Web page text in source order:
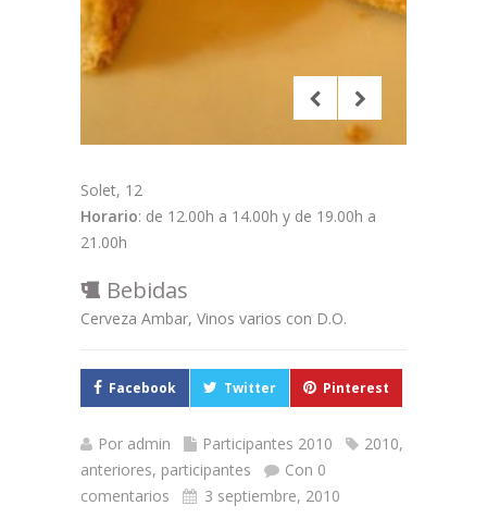
Solet, 12
Horario: de 12.00h a 14.00h y de 19.00h a
21.00h
Bebidas
Cerveza Ambar, Vinos varios con D.O.
Facebook Twitter Pinterest
Por admin Participantes 2010 2010,
anteriores, participantes
Con 0
comentarios
3 septiembre, 2010